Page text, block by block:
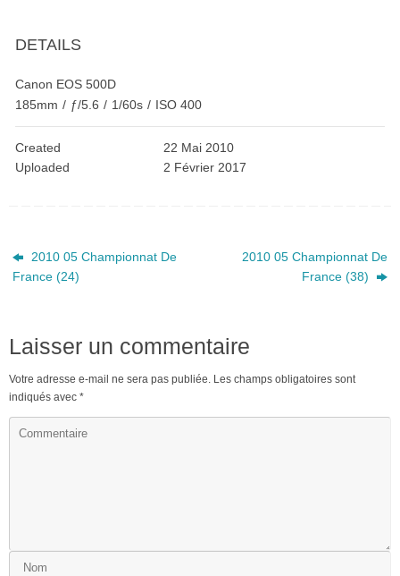
DETAILS
Canon EOS 500D
185mm / ƒ/5.6 / 1/60s / ISO 400
Created
22 Mai 2010
Uploaded
2 Février 2017
2010 05 Championnat De
France (24)
2010 05 Championnat De
France (38)
Laisser un commentaire
Votre adresse e-mail ne sera pas publiée. Les champs obligatoires sont
indiqués avec *